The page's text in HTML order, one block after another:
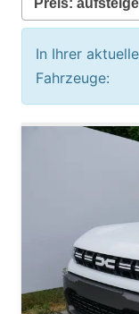
In Ihrer
Fahrzeuge: